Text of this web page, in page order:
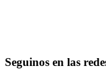
Seguinos en las